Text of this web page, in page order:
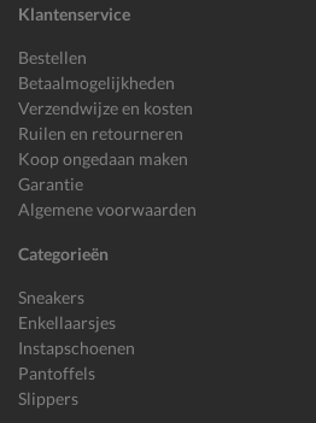
Klantenservice
Bestellen
Betaalmogelijkheden
Verzendwijze en kosten
Ruilen en retourneren
Koop ongedaan maken
Garantie
Algemene voorwaarden
Categorieën
Sneakers
Enkellaarsjes
Instapschoenen
Pantoffels
Slippers